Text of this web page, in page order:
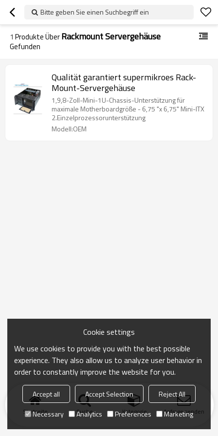
Bitte geben Sie einen Suchbegriff ein
1 Produkte ÜberRackmount Servergehäuse
Gefunden
Qualität garantiert supermikroes Rack-
Mount-Servergehäuse
1,9,8-Zoll-Mini-1U-Chassis-Unterstützung für
maximale Motherboardgröße - 6,75 "x 6,75" Mini-ITX
2.Einzelprozessorunterstützung
Modell:OEM
Startseite Suche Kategorie Anfrage senden
Cookie settings
We use cookies to provide you with the best possible
experience. They also allow us to analyze user behavior in
order to constantly improve the website for you.
Accept all Accept Selection
Reject All
Necessary
Analytics Preferences Marketing